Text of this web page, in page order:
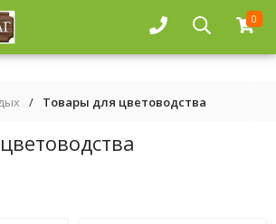
0
/ Товары для цветоводства